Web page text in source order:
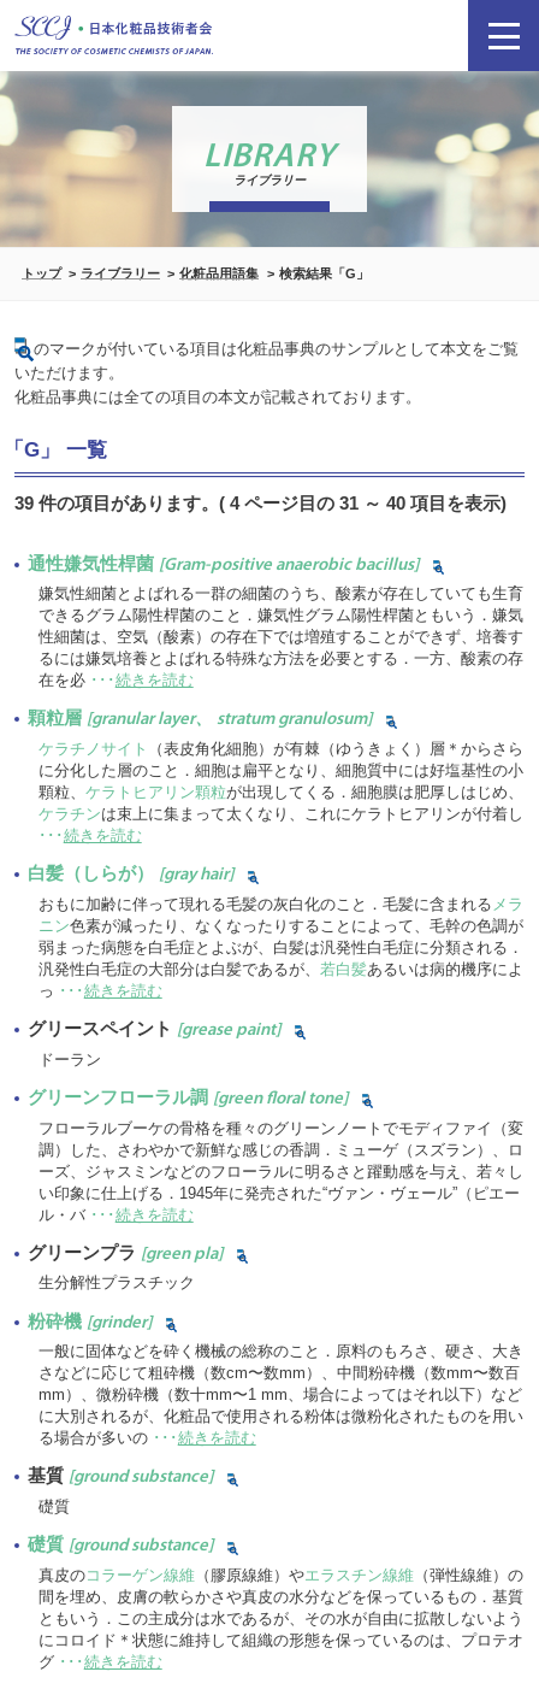
LIBRARY
ライブラリー
トップ ライブラリー 化粧品用語集 検索結果「G」
のマークが付いている項目は化粧品事典のサンプルとして本文をご覧
いただけます。
化粧品事典には全ての項目の本文が記載されております。
「G」 一覧
39 件の項目があります。( 4 ページ目の 31 ～ 40 項目を表示)
通性嫌気性桿菌 [Gram-positive anaerobic bacillus]
嫌気性細菌とよばれる一群の細菌のうち、酸素が存在していても生育
できるグラム陽性桿菌のこと．嫌気性グラム陽性桿菌ともいう．嫌気
性細菌は、空気（酸素）の存在下では増殖することができず、培養す
るには嫌気培養とよばれる特殊な方法を必要とする．一方、酸素の存
在を必 ･･･ 続きを読む
顆粒層 [granular layer、 stratum granulosum]
ケラチノサイト
（表皮角化細胞）が有棘（ゆうきょく）層＊からさら
に分化した層のこと．細胞は扁平となり、細胞質中には好塩基性の小
顆粒、 ケラトヒアリン顆粒が出現してくる．細胞膜は肥厚しはじめ、
ケラチンは束上に集まって太くなり、これにケラトヒアリンが付着し
･･･ 続きを読む
白髪（しらが） [gray hair]
おもに加齢に伴って現れる毛髪の灰白化のこと．毛髪に含まれる メラ
ニン色素が減ったり、なくなったりすることによって、毛幹の色調が
弱まった病態を白毛症とよぶが、白髪は汎発性白毛症に分類される．
汎発性白毛症の大部分は白髪であるが、 若白髪あるいは病的機序によ
っ ･･･ 続きを読む
グリースペイント [grease paint]
ドーラン
グリーンフローラル調 [green floral tone]
フローラルブーケの骨格を種々のグリーンノートでモディファイ（変
調）した、さわやかで新鮮な感じの香調．ミューゲ（スズラン）、ロ
ーズ、ジャスミンなどのフローラルに明るさと躍動感を与え、若々し
い印象に仕上げる．1945年に発売された“ヴァン・ヴェール”（ピエー
ル・バ ･･･ 続きを読む
グリーンプラ [green pla]
生分解性プラスチック
粉砕機 [grinder]
一般に固体などを砕く機械の総称のこと．原料のもろさ、硬さ、大き
さなどに応じて粗砕機（数cm〜数mm）、中間粉砕機（数mm〜数百
mm）、微粉砕機（数十mm〜1 mm、場合によってはそれ以下）など
に大別されるが、化粧品で使用される粉体は微粉化されたものを用い
る場合が多いの ･･･ 続きを読む
基質 [ground substance]
礎質
礎質 [ground substance]
真皮のコラーゲン線維（膠原線維）やエラスチン線維（弾性線維）の
間を埋め、皮膚の軟らかさや真皮の水分などを保っているもの．基質
ともいう．この主成分は水であるが、その水が自由に拡散しないよう
にコロイド＊状態に維持して組織の形態を保っているのは、プロテオ
グ ･･･ 続きを読む